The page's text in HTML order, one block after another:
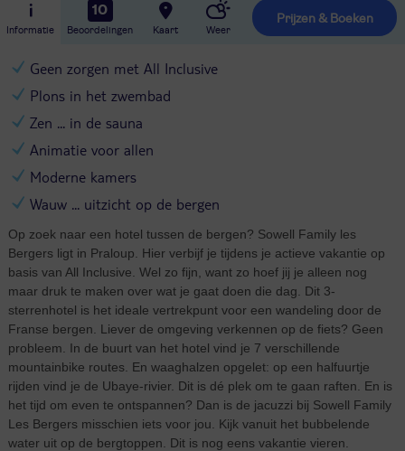
Informatie
10
Beoordelingen Kaart Weer
Prijzen & Boeken
Geen zorgen met All Inclusive
Plons in het zwembad
Zen ... in de sauna
Animatie voor allen
Moderne kamers
Wauw ... uitzicht op de bergen
Op zoek naar een hotel tussen de bergen? Sowell Family les
Bergers ligt in Praloup. Hier verbijf je tijdens je actieve vakantie op
basis van All Inclusive. Wel zo fijn, want zo hoef jij je alleen nog
maar druk te maken over wat je gaat doen die dag. Dit 3-
sterrenhotel is het ideale vertrekpunt voor een wandeling door de
Franse bergen. Liever de omgeving verkennen op de fiets? Geen
probleem. In de buurt van het hotel vind je 7 verschillende
mountainbike routes. En waaghalzen opgelet: op een halfuurtje
rijden vind je de Ubaye-rivier. Dit is dé plek om te gaan raften. En is
het tijd om even te ontspannen? Dan is de jacuzzi bij Sowell Family
Les Bergers misschien iets voor jou. Kijk vanuit het bubbelende
water uit op de bergtoppen. Dit is nog eens vakantie vieren.